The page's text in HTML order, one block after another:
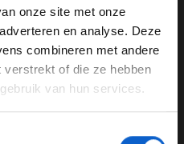
onze site met onze
en analyse. Deze
combineren met andere
verstrekt of die ze hebben
van hun services.
(@danielricciardo)
of ouder?
aan en klik hieronder om
de website!
instellingen